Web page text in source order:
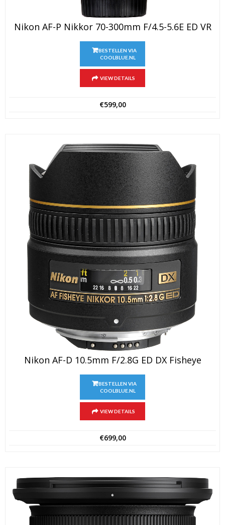
Nikon AF-P Nikkor 70-300mm F/4.5-5.6E ED VR
BESTELLEN VIA
COOLBLUE.NL
VIEW DETAILS
€599,00
Nikon AF-D 10.5mm F/2.8G ED DX Fisheye
BESTELLEN VIA
COOLBLUE.NL
VIEW DETAILS
€699,00